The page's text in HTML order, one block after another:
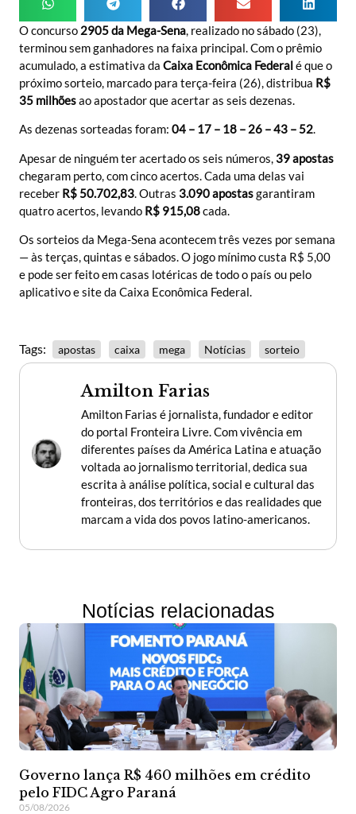
O concurso 2905 da Mega-Sena, realizado no sábado (23),
terminou sem ganhadores na faixa principal. Com o prêmio
acumulado, a estimativa da Caixa Econômica Federalé que o
próximo sorteio, marcado para terça-feira (26), distribua R$
35 milhõesao apostador que acertar as seis dezenas.
As dezenas sorteadas foram: 04 – 17 – 18 – 26 – 43 – 52.
Apesar de ninguém ter acertado os seis números, 39 apostas
chegaram perto, com cinco acertos. Cada uma delas vai
receber R$ 50.702,83. Outras 3.090 apostasgarantiram
quatro acertos, levando R$ 915,08cada.
Os sorteios da Mega-Sena acontecem três vezes por semana
— às terças, quintas e sábados. O jogo mínimo custa R$ 5,00
e pode ser feito em casas lotéricas de todo o país ou pelo
aplicativo e site da Caixa Econômica Federal.
Tags: apostas caixa mega Notícias sorteio
Amilton Farias
Amilton Farias é jornalista, fundador e editor
do portal Fronteira Livre. Com vivência em
diferentes países da América Latina e atuação
voltada ao jornalismo territorial, dedica sua
escrita à análise política, social e cultural das
fronteiras, dos territórios e das realidades que
marcam a vida dos povos latino-americanos.
Notícias relacionadas
Governo lança R$ 460 milhões em crédito
pelo FIDC Agro Paraná
05/08/2026